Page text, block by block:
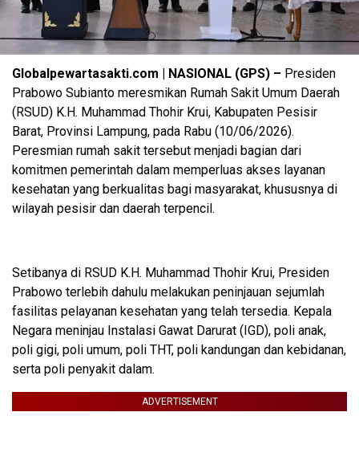
Globalpewartasakti.com | NASIONAL (GPS) – Presiden
Prabowo Subianto meresmikan Rumah Sakit Umum Daerah
(RSUD) K.H. Muhammad Thohir Krui, Kabupaten Pesisir
Barat, Provinsi Lampung, pada Rabu (10/06/2026).
Peresmian rumah sakit tersebut menjadi bagian dari
komitmen pemerintah dalam memperluas akses layanan
kesehatan yang berkualitas bagi masyarakat, khususnya di
wilayah pesisir dan daerah terpencil.
Setibanya di RSUD K.H. Muhammad Thohir Krui, Presiden
Prabowo terlebih dahulu melakukan peninjauan sejumlah
fasilitas pelayanan kesehatan yang telah tersedia. Kepala
Negara meninjau Instalasi Gawat Darurat (IGD), poli anak,
poli gigi, poli umum, poli THT, poli kandungan dan kebidanan,
serta poli penyakit dalam.
ADVERTISEMENT